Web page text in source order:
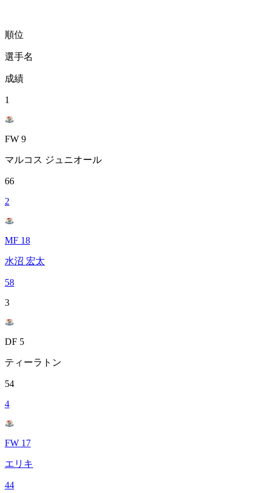
順位
選手名
成績
1
FW 9
マルコス ジュニオール
66
2
MF 18
水沼 宏太
58
3
DF 5
ティーラトン
54
4
FW 17
エリキ
44